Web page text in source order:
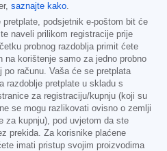
saznajte kako
podsjetnik e-poštom bit će
naveli prilikom registracije prije
probnog razdoblja primit ćete
korištenje samo za jedno probno
po računu. Vaša će se pretplata
razdoblje pretplate u skladu s
za registraciju/kupnju (koji su
se mogu razlikovati ovisno o zemlji
za kupnju), pod uvjetom da ste
prekida. Za korisnike plaćene
imati pristup svojim proizvodima